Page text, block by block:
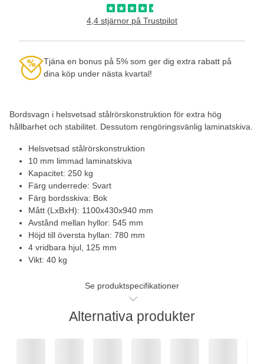
Bordsvagn i helsvetsad stålrörskonstruktion för extra hög
hållbarhet och stabilitet. Dessutom rengöringsvänlig laminatskiva.
Helsvetsad stålrörskonstruktion
10 mm limmad laminatskiva
Kapacitet: 250 kg
Färg underrede: Svart
Färg bordsskiva: Bok
Mått (LxBxH): 1100x430x940 mm
Avstånd mellan hyllor: 545 mm
Höjd till översta hyllan: 780 mm
4 vridbara hjul, 125 mm
Vikt: 40 kg
Se produktspecifikationer
4,4 stjärnor på Trustpilot
Tjäna en bonus på 5% som ger dig extra rabatt på
dina köp under nästa kvartal!
Alternativa produkter